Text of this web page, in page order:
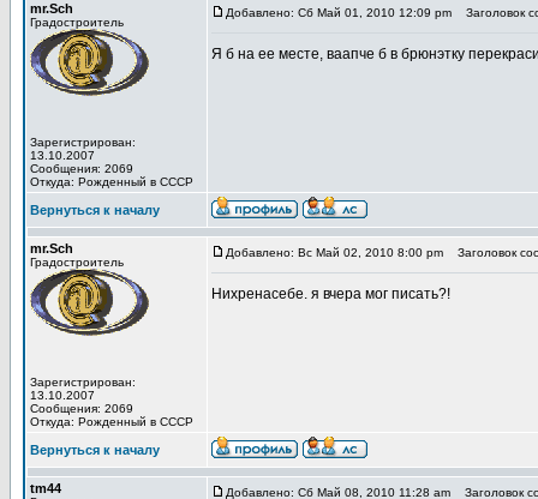
mr.Sch
Градостроитель
Зарегистрирован:
13.10.2007
Сообщения: 2069
Откуда: Рожденный в СССР
Добавлено: Сб Май 01, 2010 12:09 pm Заголовок
Я б на ее месте, ваапче б в брюнэтку
Вернуться к началу
mr.Sch
Градостроитель
Зарегистрирован:
13.10.2007
Сообщения: 2069
Откуда: Рожденный в СССР
Добавлено: Вс Май 02, 2010 8:00 pm Заголовок
Нихренасебе. я вчера мог писать?!
Вернуться к началу
tm44 Добавлено: Сб Май 08, 2010 11:28 am Заголовок